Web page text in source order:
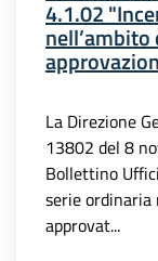
4.1.02
La Direzione
13802 del 8
Bollettino
serie ordinaria
approvat...